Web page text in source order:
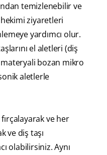
temizlenebilir ve
ziyaretleri
yardımcı olur.
el aletleri (diş
bozan mikro
aletlerle
ve her
ve diş taşı
olabilirsiniz. Aynı